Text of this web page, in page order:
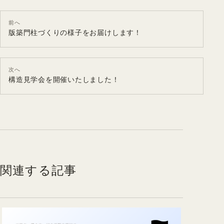
前へ
版築門柱づくりの様子をお届けします！
次へ
構造見学会を開催いたしました！
関連する記事